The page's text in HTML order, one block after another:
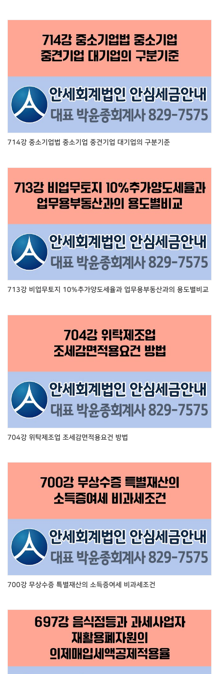
714강 중소기업법 중소기업 중견기업 대기업의 구분기준
713강 비업무토지 10%추가양도세율과 업무용부동산과의 용도별비교
704강 위탁제조업 조세감면적용요건 방법
700강 무상수증 특별재산의 소득증여세 비과세조건